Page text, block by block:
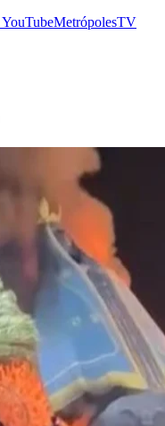
YouTubeMetrópolesTV